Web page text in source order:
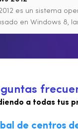
es un sistema
en Windows 8,
guntas frecue
a todas tus
de centros